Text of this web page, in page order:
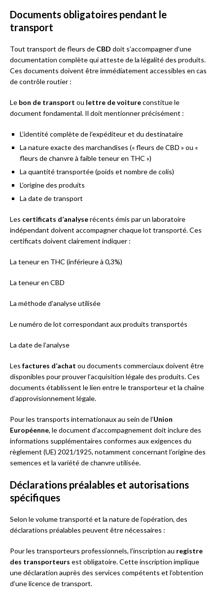
Documents obligatoires pendant le
transport
Tout transport de fleurs de CBD doit s’accompagner d’une
documentation complète qui atteste de la légalité des produits.
Ces documents doivent être immédiatement accessibles en cas
de contrôle routier :
Le bon de transport ou lettre de voitureconstitue le
document fondamental. Il doit mentionner précisément :
L’identité complète de l’expéditeur et du destinataire
La nature exacte des marchandises (« fleurs de CBD » ou «
fleurs de chanvre à faible teneur en THC »)
La quantité transportée (poids et nombre de colis)
L’origine des produits
La date de transport
Les certificats d’analyserécents émis par un laboratoire
indépendant doivent accompagner chaque lot transporté. Ces
certificats doivent clairement indiquer :
La teneur en THC (inférieure à 0,3%)
La teneur en CBD
La méthode d’analyse utilisée
Le numéro de lot correspondant aux produits transportés
La date de l’analyse
Les factures d’achat ou documents commerciaux doivent être
disponibles pour prouver l’acquisition légale des produits. Ces
documents établissent le lien entre le transporteur et la chaîne
d’approvisionnement légale.
Pour les transports internationaux au sein de l’Union
Européenne, le document d’accompagnement doit inclure des
informations supplémentaires conformes aux exigences du
règlement (UE) 2021/1925, notamment concernant l’origine des
semences et la variété de chanvre utilisée.
Déclarations préalables et autorisations
spécifiques
Selon le volume transporté et la nature de l’opération, des
déclarations préalables peuvent être nécessaires :
Pour les transporteurs professionnels, l’inscription au registre
des transporteurs est obligatoire. Cette inscription implique
une déclaration auprès des services compétents et l’obtention
d’une licence de transport.